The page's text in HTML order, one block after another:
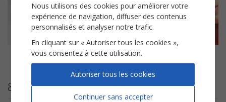
A fleur de toi Je m'en vais
8 avis clients
Nous utilisons des cookies pour améliorer votre
expérience de navigation, diffuser des contenus
personnalisés et analyser notre trafic.
En cliquant sur « Autoriser tous les cookies »,
vous consentez à cette utilisation.
Continuer sans accepter
Autoriser tous les cookies